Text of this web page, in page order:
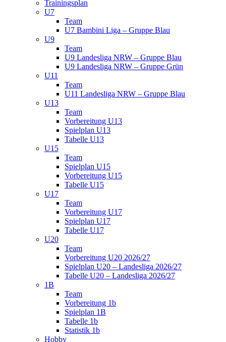
Trainingsplan
U7
Team
U7 Bambini Liga – Gruppe Blau
U9
Team
U9 Landesliga NRW – Gruppe Blau
U9 Landesliga NRW – Gruppe Grün
U11
Team
U11 Landesliga NRW – Gruppe Blau
U13
Team
Vorbereitung U13
Spielplan U13
Tabelle U13
U15
Team
Spielplan U15
Vorbereitung U15
Tabelle U15
U17
Team
Vorbereitung U17
Spielplan U17
Tabelle U17
U20
Team
Vorbereitung U20 2026/27
Spielplan U20 – Landesliga 2026/27
Tabelle U20 – Landesliga 2026/27
1B
Team
Vorbereitung 1b
Spielplan 1B
Tabelle 1b
Statistik 1b
Hobby